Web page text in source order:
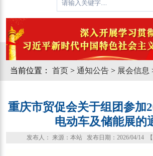
当前位置： 首页 > 通知公告 > 展会信息
重庆市贸促会关于组团参加
电动车及储能展的
发布人： 来源：本站 发布日期：2026/04/14 【